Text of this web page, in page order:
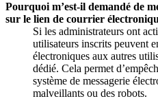
Pourquoi m’est-il demandé de
sur le lien de courrier
Si les administrateurs ont
utilisateurs inscrits peuvent
électroniques aux autres
dédié. Cela permet
système de messagerie
malveillants ou des robots.